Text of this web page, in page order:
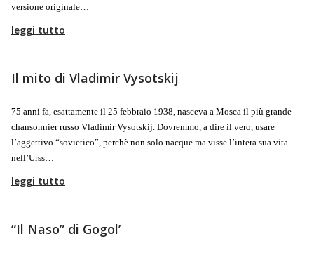
versione originale…
leggi tutto
Il mito di Vladimir Vysotskij
75 anni fa, esattamente il 25 febbraio 1938, nasceva a Mosca il più grande
chansonnier russo Vladimir Vysotskij. Dovremmo, a dire il vero, usare
l’aggettivo “sovietico”, perchè non solo nacque ma visse l’intera sua vita
nell’Urss…
leggi tutto
“Il Naso” di Gogol’